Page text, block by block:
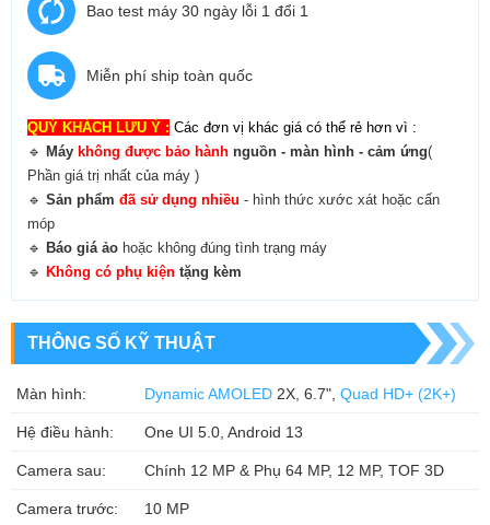
Bao test máy 30 ngày lỗi 1 đổi 1
Miễn phí ship toàn quốc
QUÝ KHÁCH LƯU Ý : Các đơn vị khác giá có thể rẻ hơn vì :
🔹 Máy không được bảo hành nguồn - màn hình - cảm ứng(
Phần giá trị nhất của máy )
🔹 Sản phẩm đã sử dụng nhiều - hình thức xước xát hoặc cấn
móp
🔹 Báo giá ảo hoặc không đúng tình trạng máy
🔹 Không có phụ kiện tặng kèm
THÔNG SỐ KỸ THUẬT
Màn hình: Dynamic AMOLED 2X, 6.7", Quad HD+ (2K+)
Hệ điều hành: One UI 5.0, Android 13
Camera sau: Chính 12 MP & Phụ 64 MP, 12 MP, TOF 3D
Camera trước: 10 MP